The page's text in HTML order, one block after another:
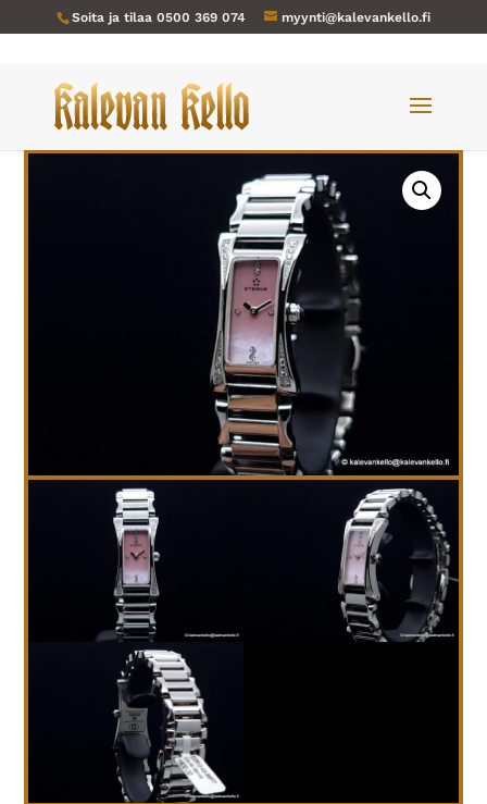
Soita ja tilaa 0500 369 074 myynti@kalevankello.fi
Verkkokauppa/Naisten kellot / Eterna-292-NOS Sahida